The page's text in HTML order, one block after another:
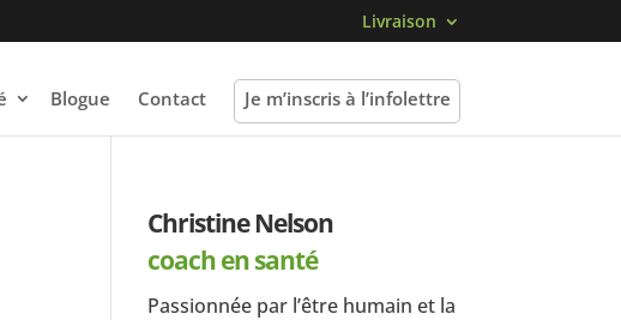
Livraison
Blogue Contact Je m’inscris à l’infolettre
Christine Nelson
coach en santé
Passionnée par l’être humain et la